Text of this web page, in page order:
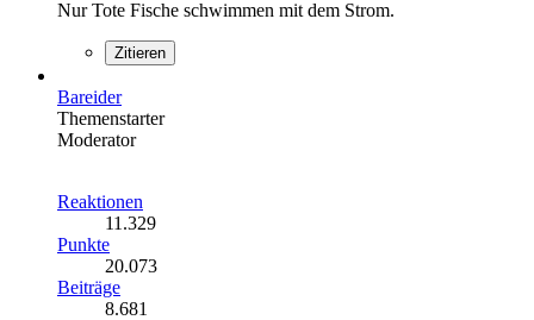
Nur Tote Fische schwimmen mit dem Strom.
Zitieren
Bareider
Themenstarter
Moderator
Reaktionen
11.329
Punkte
20.073
Beiträge
8.681